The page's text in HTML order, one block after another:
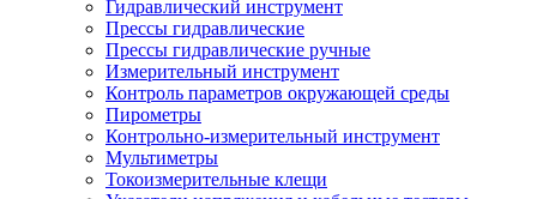
Гидравлический инструмент
Прессы гидравлические
Прессы гидравлические ручные
Измерительный инструмент
Контроль параметров окружающей среды
Пирометры
Контрольно-измерительный инструмент
Мультиметры
Токоизмерительные клещи